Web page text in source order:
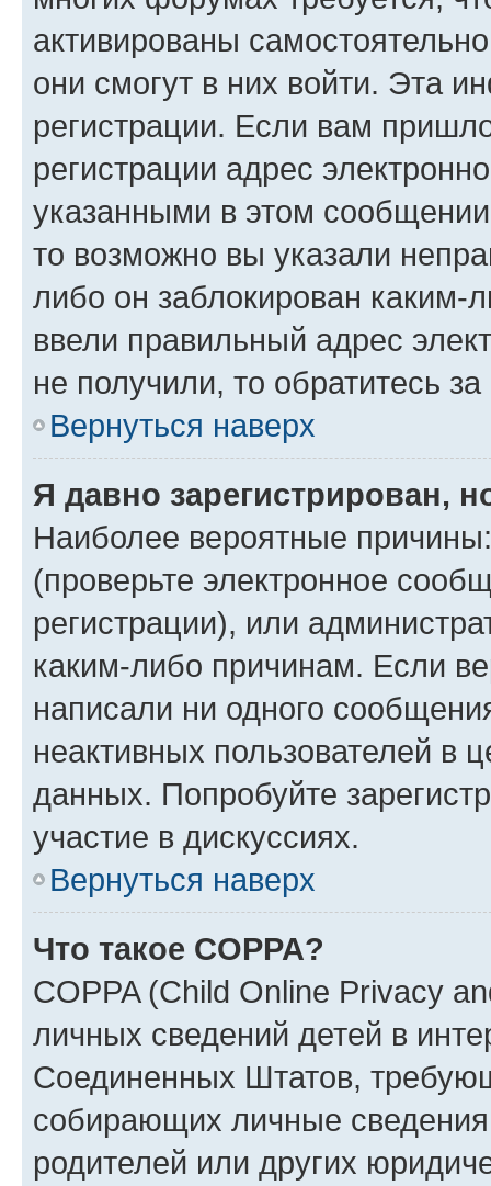
активированы
они смогут в них войти. Эта
регистрации. Если вам
регистрации адрес
указанными в этом
то возможно вы указали
либо он заблокирован
ввели правильный адрес
не получили, то обратитесь
Вернуться наверх
Я давно зарегистрирован,
Наиболее вероятные
(проверьте электронное
регистрации), или
каким-либо причинам. Если
написали ни одного
неактивных пользователей в
данных. Попробуйте
участие в дискуссиях.
Вернуться наверх
Что такое COPPA?
COPPA (Child Online Privacy
личных сведений детей в
Соединенных Штатов,
собирающих личные
родителей или других